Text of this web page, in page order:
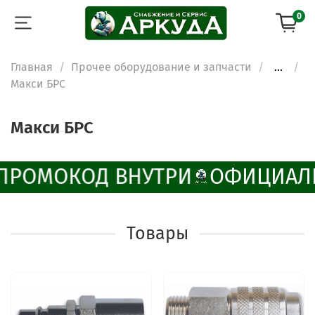
0
Главная Прочее оборудование и запчасти
...
Макси БРС
Макси БРС
ВНУТРИ
Товары